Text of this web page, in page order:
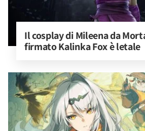
Il cosplay di Mileena da
firmato Kalinka Fox è letale